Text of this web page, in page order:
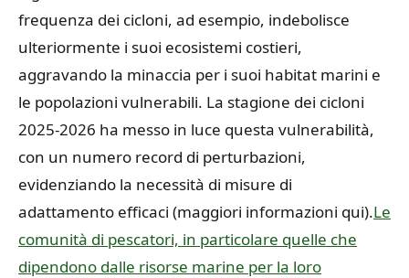
frequenza dei cicloni, ad esempio, indebolisce
ulteriormente i suoi ecosistemi costieri,
aggravando la minaccia per i suoi habitat marini e
le popolazioni vulnerabili. La stagione dei cicloni
2025-2026 ha messo in luce questa vulnerabilità,
con un numero record di perturbazioni,
evidenziando la necessità di misure di
adattamento efficaci (maggiori informazioni qui).Le
comunità di pescatori, in particolare quelle che
dipendono dalle risorse marine per la loro